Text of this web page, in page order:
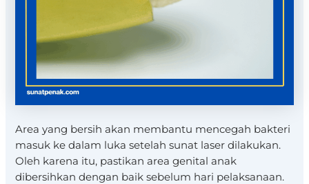
Area yang bersih akan membantu mencegah bakteri
masuk ke dalam luka setelah sunat laser dilakukan.
Oleh karena itu, pastikan area genital anak
dibersihkan dengan baik sebelum hari pelaksanaan.